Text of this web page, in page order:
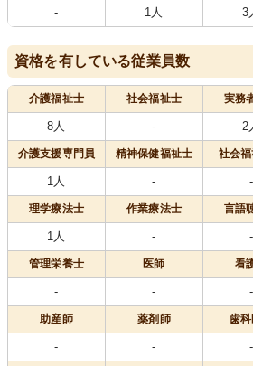
- 1人 3
資格を有している従業員数
介護福祉士 社会福祉士 実務
8人 - 2
介護支援専門員 精神保健福祉士 社会
1人 - -
理学療法士 作業療法士 言語
1人 - -
管理栄養士 医師 看
- - -
助産師 薬剤師 歯
- - -